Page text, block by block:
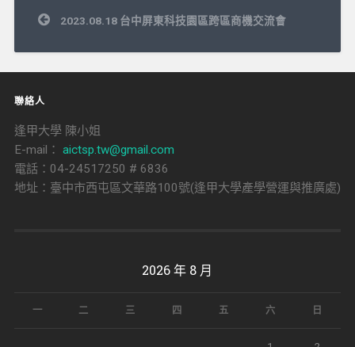
文
章
覽
2023.08.18 台中屏東科技園區跨區商機交流會
聯絡人
逢甲大學 陳小姐
E-mail： aictsp.tw@gmail.com
電話：04-24517250 # 6836
地址：臺中市西屯區文華路100號(逢甲大學產學營運與推廣處)
2026 年 8 月
一 二 三 四 五 六 日